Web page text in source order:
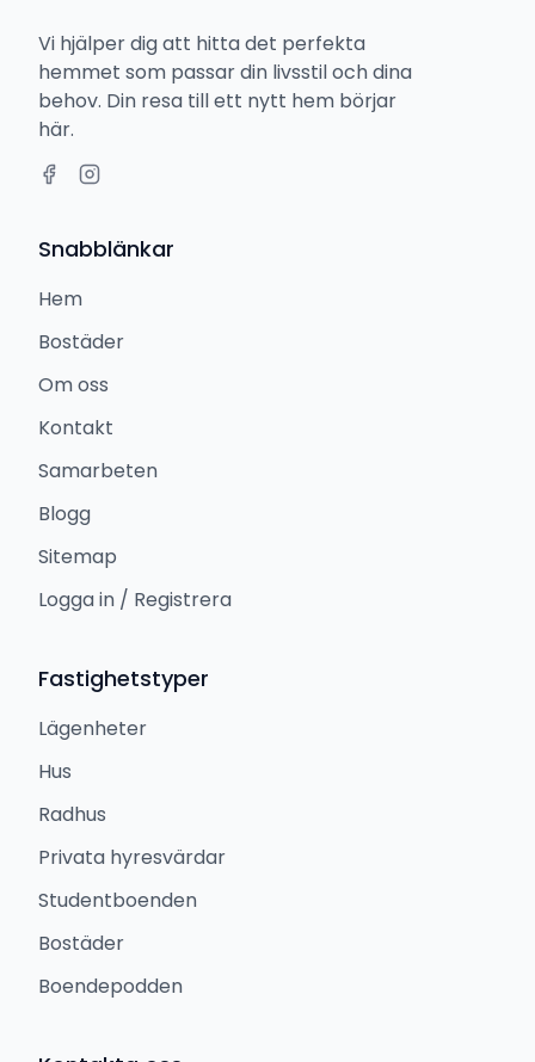
Vi hjälper dig att hitta det perfekta
hemmet som passar din livsstil och dina
behov. Din resa till ett nytt hem börjar
här.
Snabblänkar
Hem
Bostäder
Om oss
Kontakt
Samarbeten
Blogg
Sitemap
Logga in / Registrera
Fastighetstyper
Lägenheter
Hus
Radhus
Privata hyresvärdar
Studentboenden
Bostäder
Boendepodden